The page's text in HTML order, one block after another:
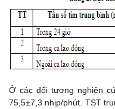
Ở các đối tượng nghiên
75,5±7,3 nhịp/phút. TST